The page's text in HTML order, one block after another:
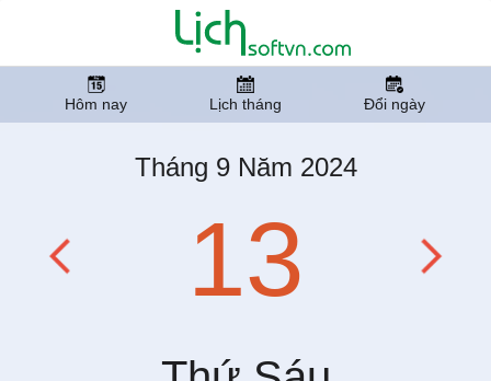
Hôm nay Lịch tháng Đổi ngày
Tháng 9 Năm 2024
13